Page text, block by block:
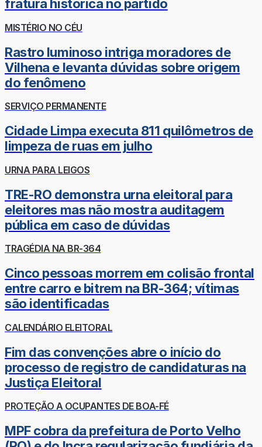
fratura histórica no partido
MISTÉRIO NO CÉU
Rastro luminoso intriga moradores de
Vilhena e levanta dúvidas sobre origem
do fenômeno
SERVIÇO PERMANENTE
Cidade Limpa executa 811 quilômetros de
limpeza de ruas em julho
URNA PARA LEIGOS
TRE-RO demonstra urna eleitoral para
eleitores mas não mostra auditagem
pública em caso de dúvidas
TRAGÉDIA NA BR-364
Cinco pessoas morrem em colisão frontal
entre carro e bitrem na BR-364; vítimas
são identificadas
CALENDÁRIO ELEITORAL
Fim das convenções abre o início do
processo de registro de candidaturas na
Justiça Eleitoral
PROTEÇÃO A OCUPANTES DE BOA-FÉ
MPF cobra da prefeitura de Porto Velho